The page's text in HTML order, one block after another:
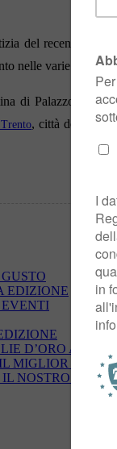
del recente
nelle varie
di Palazzo
, città del
EDIZIONE
D’ORO AGLI
MIGLIOR ROSE’
NOSTRO